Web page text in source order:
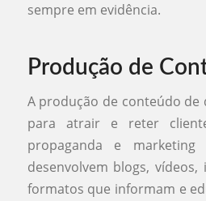
sempre em evidência.
Produção de
A produção de conteúdo de
para atrair e reter
propaganda e
desenvolvem blogs,
formatos que informam e